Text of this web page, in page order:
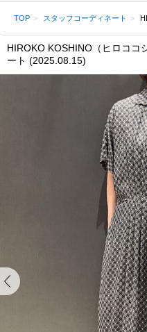
TOP スタッフコーディネート
HIROKO KOSHINO（ヒロココ
ート (2025.08.15)